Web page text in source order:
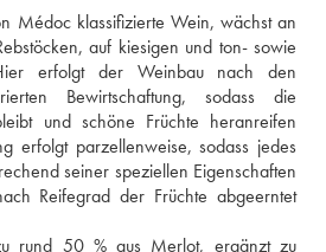
Médoc klassifizierte Wein, wächst an
auf kiesigen und ton- sowie
erfolgt der Weinbau nach den
Bewirtschaftung, sodass die
und schöne Früchte heranreifen
erfolgt parzellenweise, sodass jedes
seiner speziellen Eigenschaften
Reifegrad der Früchte abgeerntet
rund 50 % aus Merlot, ergänzt zu